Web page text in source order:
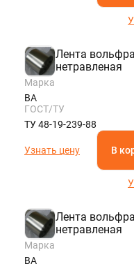
Лента
нетравленая
Марка
ВА
ГОСТ/ТУ
ТУ 48-19-239-88
Узнать цену В
Лента
нетравленая
Марка
ВА